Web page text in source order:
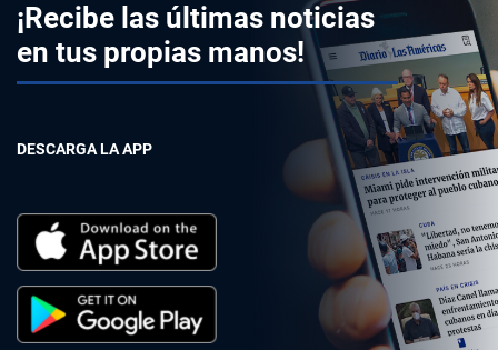
¡Recibe las últimas noticias
en tus propias manos!
DESCARGA LA APP